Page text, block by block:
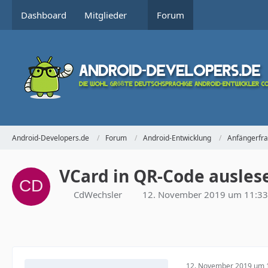
Dashboard Mitglieder Forum
Android-Developers.de Forum Android-Entwicklung
VCard in QR-Code
CdWechsler 12. November 2019 um 11:33
12. November 2019 um